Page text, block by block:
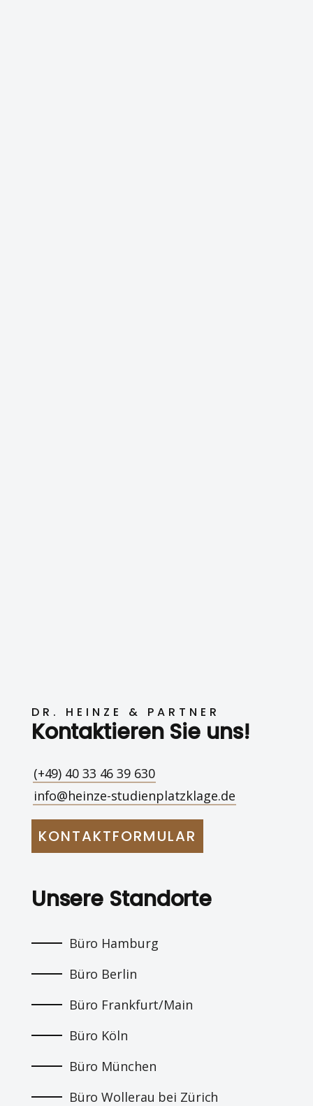
DR. HEINZE & PARTNER
Kontaktieren Sie uns!
(+49) 40 33 46 39 630
info@heinze-studienplatzklage.de
KONTAKTFORMULAR
Unsere Standorte
Büro Hamburg
Büro Berlin
Büro Frankfurt/Main
Büro Köln
Büro München
Büro Wollerau bei Zürich